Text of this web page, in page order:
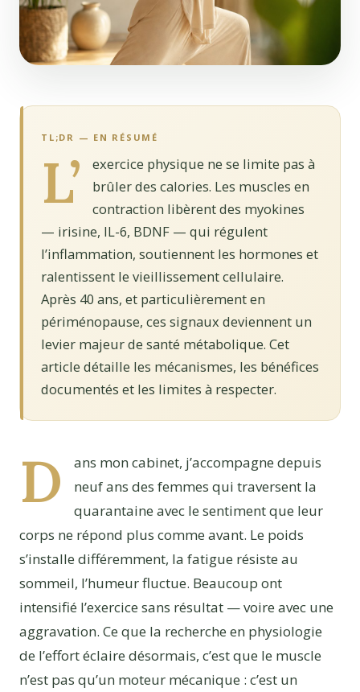
TL;DR — EN RÉSUMÉ
L’
exercice physique ne se limite pas à
brûler des calories. Les muscles en
contraction libèrent des myokines
— irisine, IL-6, BDNF — qui régulent
l’inflammation, soutiennent les hormones et
ralentissent le vieillissement cellulaire.
Après 40 ans, et particulièrement en
périménopause, ces signaux deviennent un
levier majeur de santé métabolique. Cet
article détaille les mécanismes, les bénéfices
documentés et les limites à respecter.
D
ans mon cabinet, j’accompagne depuis
neuf ans des femmes qui traversent la
quarantaine avec le sentiment que leur
corps ne répond plus comme avant. Le poids
s’installe différemment, la fatigue résiste au
sommeil, l’humeur fluctue. Beaucoup ont
intensifié l’exercice sans résultat — voire avec une
aggravation. Ce que la recherche en physiologie
de l’effort éclaire désormais, c’est que le muscle
n’est pas qu’un moteur mécanique : c’est un